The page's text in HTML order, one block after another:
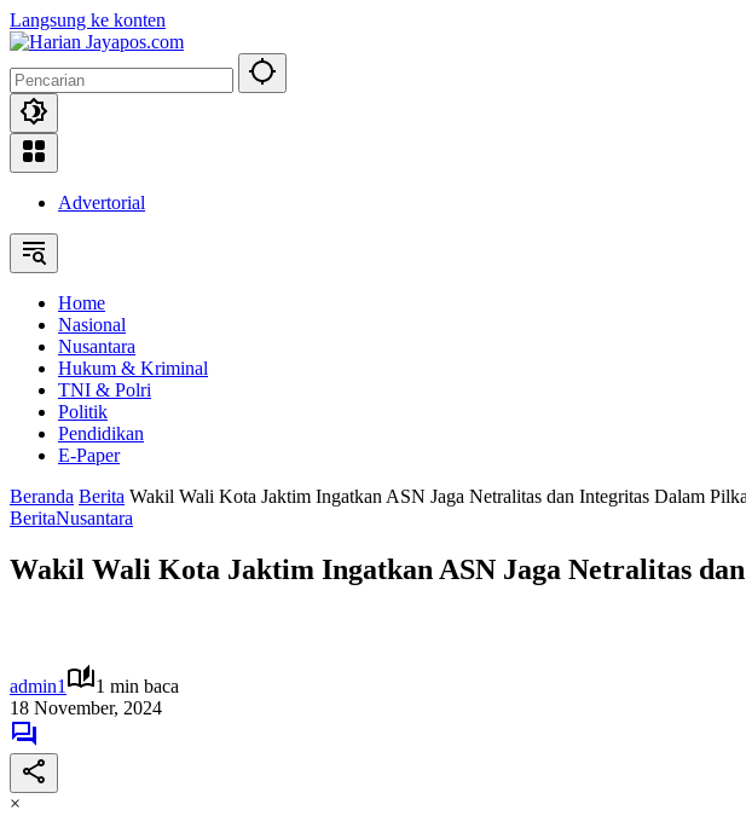
Langsung ke konten
Advertorial
Home
Nasional
Nusantara
Hukum & Kriminal
TNI & Polri
Politik
Pendidikan
E-Paper
Beranda Berita Wakil Wali Kota Jaktim Ingatkan ASN Jaga Netralitas dan Integritas Dalam
BeritaNusantara
Wakil Wali Kota Jaktim Ingatkan ASN Jaga Netralitas
admin1
1 min baca
18 November, 2024
×